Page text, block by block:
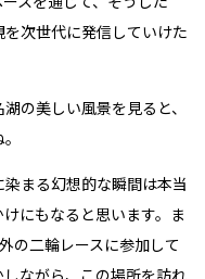
次世代に発信していけた
の美しい風景を見ると、
まる幻想的な瞬間は本当
にもなると思います。ま
の二輪レースに参加して
ながら、この場所を訪れ